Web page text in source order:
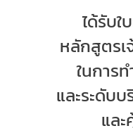
ได้รับ
หลักสูตร
ในการท
และระดับบ
แล